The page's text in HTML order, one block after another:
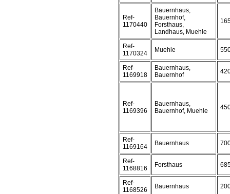
Ref-
1170440
Bauernhaus,
Bauernhof,
Forsthaus,
Landhaus, Muehle
Ref-
1170324
Muehle
Ref-
1169918
Bauernhaus,
Bauernhof
Ref-
1169396
Bauernhaus,
Bauernhof, Muehle
Ref-
1169164
Bauernhaus
Ref-
1168816
Forsthaus
Ref-
1168526
Bauernhaus